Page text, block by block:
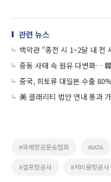
관련 뉴스
#국제항공운송협회 #IATA
#걸프항공사 #저비용항공사